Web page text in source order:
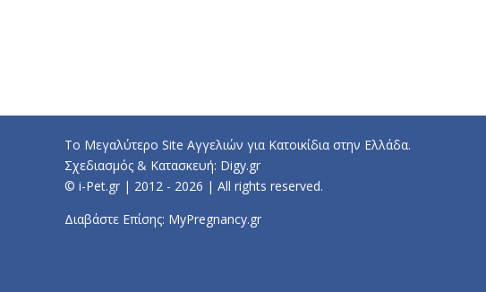
Το Μεγαλύτερο Site Αγγελιών για Κατοικίδια στην Ελλάδα.
Σχεδιασμός & Κατασκευή: Digy.gr
© i-Pet.gr | 2012 - 2026 | All rights reserved.
Διαβάστε Επίσης: MyPregnancy.gr